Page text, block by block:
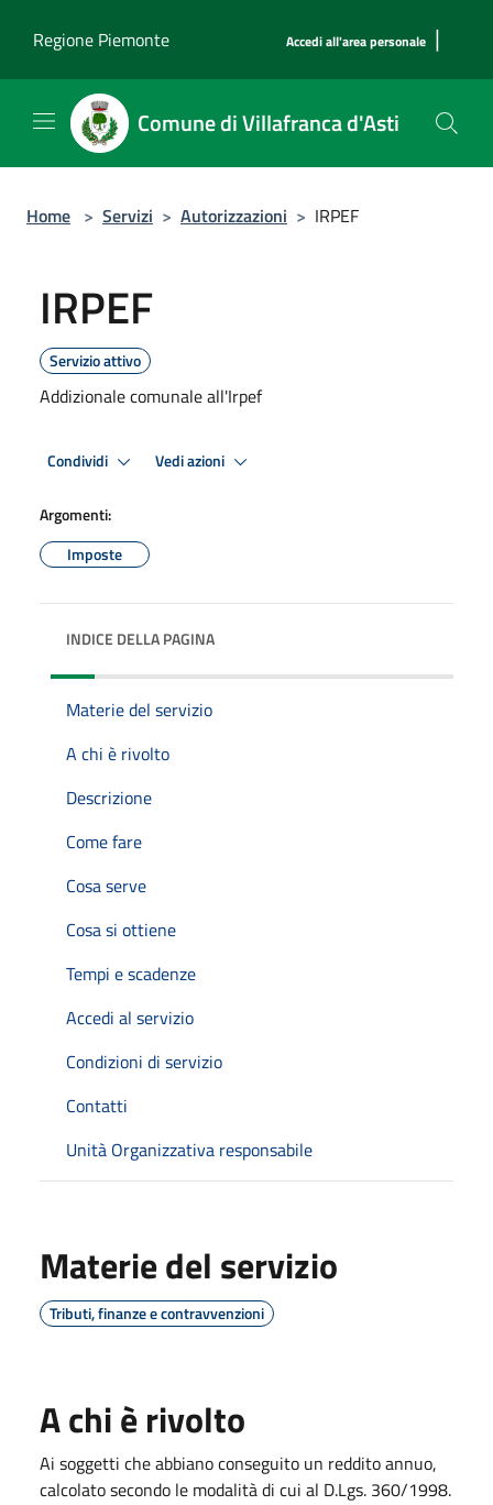
Regione Piemonte
Accedi all'area personale |
Comune di Villafranca d'Asti
Home > Servizi > Autorizzazioni > IRPEF
IRPEF
Servizio attivo
Addizionale comunale all'Irpef
Condividi Vedi azioni
Argomenti:
Imposte
INDICE DELLA PAGINA
Materie del servizio
A chi è rivolto
Descrizione
Come fare
Cosa serve
Cosa si ottiene
Tempi e scadenze
Accedi al servizio
Condizioni di servizio
Contatti
Unità Organizzativa responsabile
Materie del servizio
Tributi, finanze e contravvenzioni
A chi è rivolto
Ai soggetti che abbiano conseguito un reddito annuo,
calcolato secondo le modalità di cui al D.Lgs. 360/1998.